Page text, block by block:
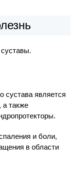
сустава является
также
и боли,
в области